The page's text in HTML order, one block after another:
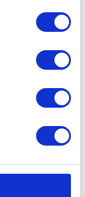
ochrání
Přes